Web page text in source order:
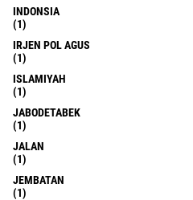
INDONSIA
(1)
IRJEN POL AGUS
(1)
ISLAMIYAH
(1)
JABODETABEK
(1)
JALAN
(1)
JEMBATAN
(1)